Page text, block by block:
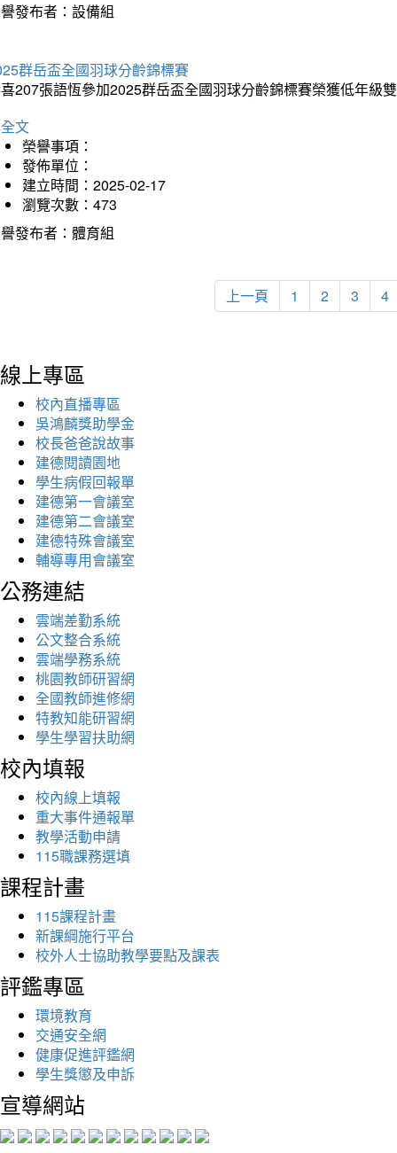
發布者：設備組
群岳盃全國羽球分齡錦標賽
207張語恆參加2025群岳盃全國羽球分齡錦標賽榮獲低年級
文
榮譽事項：
發佈單位：
建立時間：2025-02-17
瀏覽次數：473
發布者：體育組
上一頁 1 2 3 4
線上專區
校內直播專區
吳鴻麟獎助學金
校長爸爸說故事
建德閱讀園地
學生病假回報單
建德第一會議室
建德第二會議室
建德特殊會議室
輔導專用會議室
公務連結
雲端差勤系統
公文整合系統
雲端學務系統
桃園教師研習網
全國教師進修網
特教知能研習網
學生學習扶助網
校內填報
校內線上填報
重大事件通報單
教學活動申請
115職課務選填
課程計畫
115課程計畫
新課綱施行平台
校外人士協助教學要點及課表
評鑑專區
環境教育
交通安全網
健康促進評鑑網
學生獎懲及申訴
宣導網站